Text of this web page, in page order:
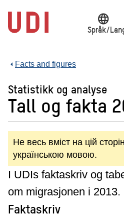
main
content
language
Språk/
Facts and figures
Statistikk og analyse
Tall og fakta
Не весь вміст на цій
українською мовою.
I UDIs faktaskriv og
om migrasjonen i 2013.
Faktaskriv